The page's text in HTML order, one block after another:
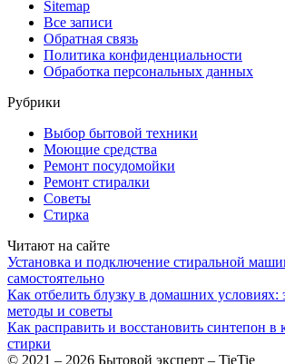
Sitemap
Все записи
Обратная связь
Политика конфиденциальности
Обработка персональных данных
Рубрики
Выбор бытовой техники
Моющие средства
Ремонт посудомойки
Ремонт стиралки
Советы
Стирка
Читают на сайте
Установка и подключение стиральной
самостоятельно
Как отбелить блузку в домашних
методы и советы
Как расправить и восстановить синтепон в
стирки
© 2021 – 2026 Бытовой эксперт – TieTie